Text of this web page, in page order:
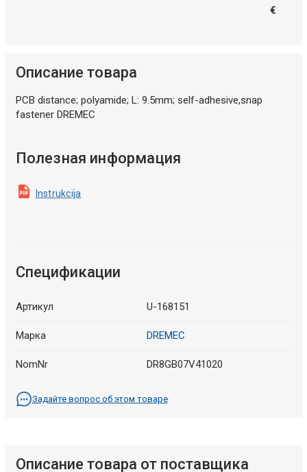
€
Описание товара
PCB distance; polyamide; L: 9.5mm; self-adhesive,snap
fastener DREMEC
Полезная информация
Instrukcija
Спецификации
Артикул U-168151
Марка DREMEC
NomNr DR8GB07V41020
Задайте вопрос об этом товаре
Описание товара от поставщика